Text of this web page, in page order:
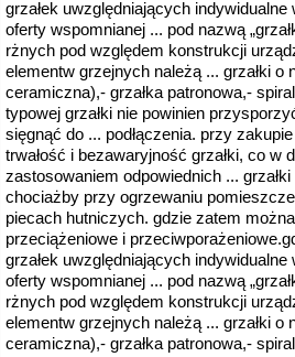
grzałek uwzględniających
oferty wspomnianej ... pod nazwą
rżnych pod względem konstrukcji
elementw grzejnych należą ... grzałki
ceramiczna),- grzałka patronowa,-
typowej grzałki nie powinien
sięgnąć do ... podłączenia. przy
trwałość i bezawaryjność grzałki, co w
zastosowaniem odpowiednich ...
chociażby przy ogrzewaniu
piecach hutniczych. gdzie zatem
przeciążeniowe i
grzałek uwzględniających
oferty wspomnianej ... pod nazwą
rżnych pod względem konstrukcji
elementw grzejnych należą ... grzałki
ceramiczna),- grzałka patronowa,-